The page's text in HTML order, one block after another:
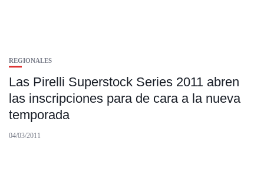
REGIONALES
Las Pirelli Superstock Series 2011 abren
las inscripciones para de cara a la nueva
temporada
04/03/2011